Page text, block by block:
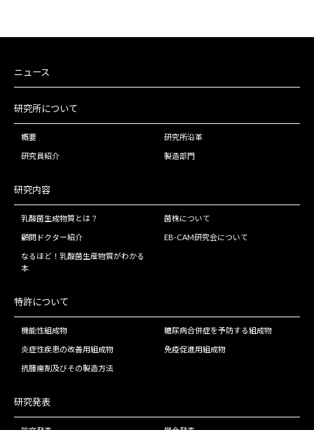
ニュース
研究所について
概要 研究所沿革
研究員紹介 製造部門
研究内容
乳酸菌生成物質とは？ 菌株について
顧問ドクター紹介 EB-CAM研究会について
なるほど！乳酸菌生産物質がわかる
本
特許について
機能性組成物 糖尿病合併症を予防する組成物
炎症性疾患の改善用組成物 免疫促進用組成物
抗腫瘍剤及びその製造方法
研究発表